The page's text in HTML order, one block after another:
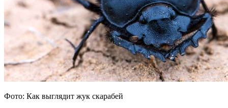
Фото: Как выглядит жук скарабей